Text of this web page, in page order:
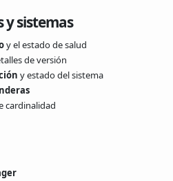
sistemas
y el estado de salud
de versión
y estado del sistema
cardinalidad